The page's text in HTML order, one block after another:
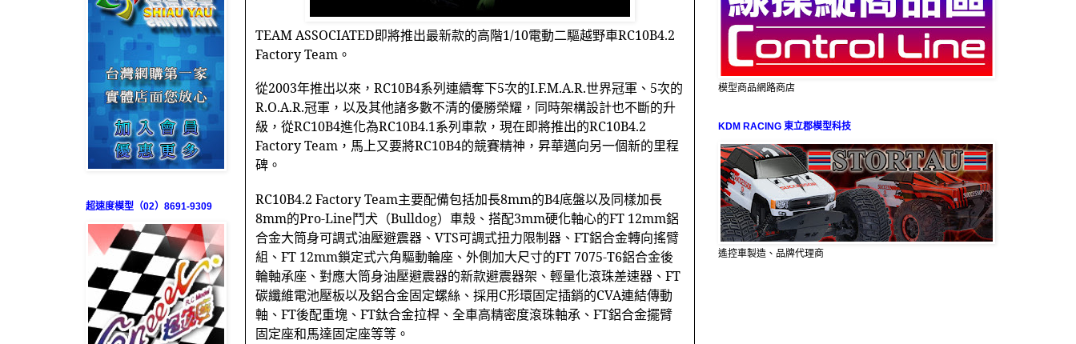
TEAM ASSOCIATED即將推出最新款的高階1/10電動二驅越野車RC10B4.2
Factory Team 。
從2003年推出以來， RC10B4系列連續奪下5次的I.F.M.A.R.世界冠軍、 5次的
R.O.A.R.冠軍，以及其他諸多數不清的優勝榮耀，同時架構設計也不斷的升
級，從RC10B4進化為RC10B4.1系列車款，現在即將推出的RC10B4.2
Factory Team ，馬上又要將RC10B4的競賽精神，昇華邁向另一個新的里程
碑。
RC10B4.2 Factory Team主要配備包括加長8mm的B4底盤以及同樣加長
8mm的Pro-Line鬥犬（Bulldog）車殼、搭配3mm硬化軸心的FT 12mm鋁
合金大筒身可調式油壓避震器、 VTS可調式扭力限制器、 FT鋁合金轉向搖臂
組、 FT 12mm鎖定式六角驅動輪座、外側加大尺寸的FT 7075-T6鋁合金後
輪軸承座、對應大筒身油壓避震器的新款避震器架、輕量化滾珠差速器、 FT
碳纖維電池壓板以及鋁合金固定螺絲、採用C形環固定插銷的CVA連結傳動
軸、 FT後配重塊、 FT鈦合金拉桿、全車高精密度滾珠軸承、 FT鋁合金擺臂
固定座和馬達固定座等等。
超速度模型（02）8691-9309
模型商品網路商店
KDM RACING 東立郡模型科技
遙控車製造、品牌代理商